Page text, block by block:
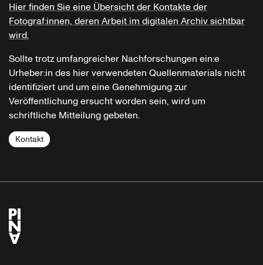
Hier finden Sie eine Übersicht der Kontakte der
Fotograf:innen, deren Arbeit im digitalen Archiv sichtbar
wird.
Sollte trotz umfangreicher Nachforschungen ein:e
Urheber:in des hier verwendeten Quellenmaterials nicht
identifiziert und um eine Genehmigung zur
Veröffentlichung ersucht worden sein, wird um
schriftliche Mitteilung gebeten.
Kontakt